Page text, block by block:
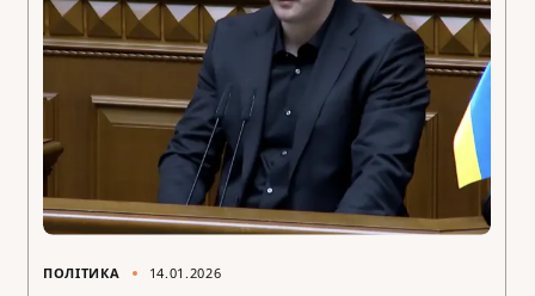
ПОЛІТИКА 14.01.2026